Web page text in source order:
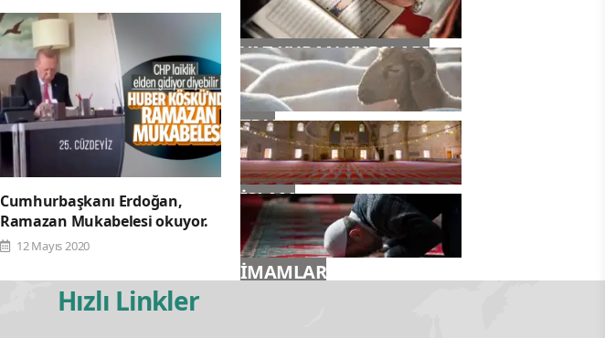
Cumhurbaşkanı Erdoğan,
Ramazan Mukabelesi okuyor.
12 Mayıs 2020
YAZ KURAN KURSLARI
TDV
İSLAM
İMAMLAR
Hızlı Linkler